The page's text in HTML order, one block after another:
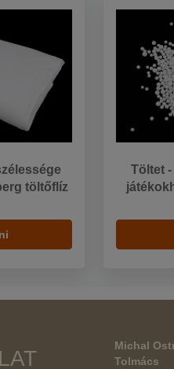
töltőflíz
Töltet
Michal
Tolmács